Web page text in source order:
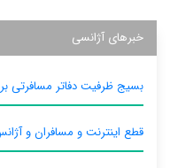
خبرهای آژانسی
بسیج ظرفیت دفاتر مسافرتی
قطع اینترنت و مسافران و